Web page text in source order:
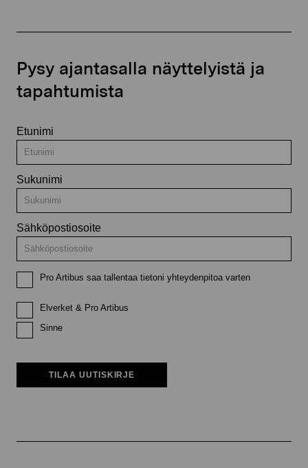
Pysy ajantasalla näyttelyistä ja
tapahtumista
Etunimi
Sukunimi
Sähköpostiosoite
Pro Artibus saa tallentaa tietoni yhteydenpitoa varten
Elverket & Pro Artibus
Sinne
TILAA UUTISKIRJE